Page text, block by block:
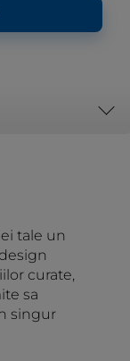
tale un
curate,
sa
singur